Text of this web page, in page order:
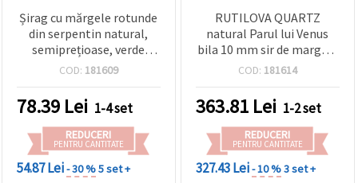
Șirag cu mărgele rotunde
din serpentin natural,
semiprețioase, verde
măsliniu & maro asortat,
bijuterii handmade
COD: 181609
78.39 Lei 1-4 set
REDUCERI
PENTRU CANTITATE
54.87 Lei- 30 %5 set +
RUTILOVA QUARTZ
natural Parul lui Venus
bila 10 mm sir de margele
piatra semipretioasa ~40
COD: 181614
363.81 Lei 1-2 set
REDUCERI
PENTRU CANTITATE
327.43 Lei- 10 %3 set +